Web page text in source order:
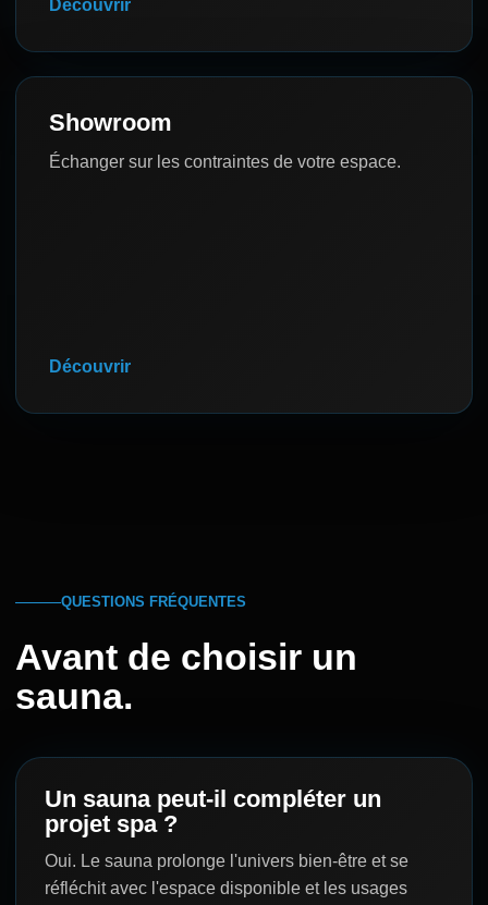
Découvrir
Showroom
Échanger sur les contraintes de votre espace.
Découvrir
QUESTIONS FRÉQUENTES
Avant de choisir un
sauna.
Un sauna peut-il compléter un
projet spa ?
Oui. Le sauna prolonge l'univers bien-être et se
réfléchit avec l'espace disponible et les usages